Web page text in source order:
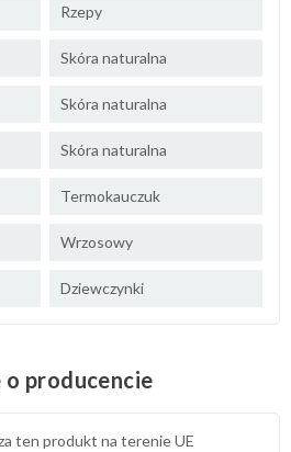
Rzepy
Skóra naturalna
Skóra naturalna
Skóra naturalna
Termokauczuk
Wrzosowy
Dziewczynki
o producencie
ten produkt na terenie UE